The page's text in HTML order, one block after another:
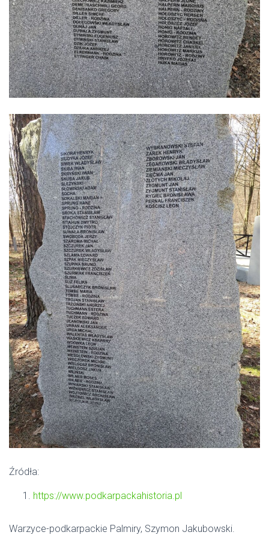
Źródła:
https://www.podkarpackahistoria.pl
Warzyce-podkarpackie Palmiry, Szymon Jakubowski.